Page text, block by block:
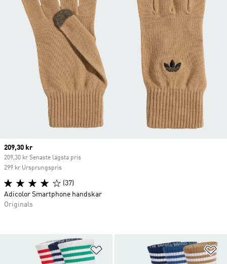
Lägg till på önskelistan
Current price
209,30 kr
209,30 kr Senaste lägsta pris
299 kr Ursprungspris
(37)
Adicolor Smartphone handskar
Originals